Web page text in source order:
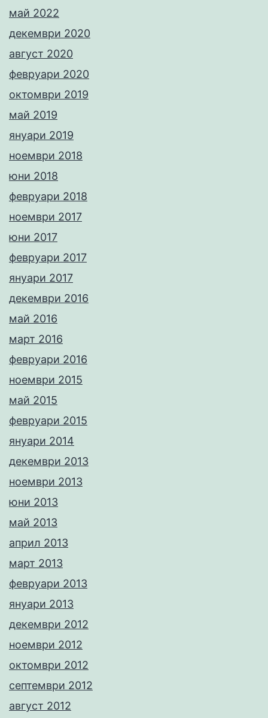
май 2022
декември 2020
август 2020
февруари 2020
октомври 2019
май 2019
януари 2019
ноември 2018
юни 2018
февруари 2018
ноември 2017
юни 2017
февруари 2017
януари 2017
декември 2016
май 2016
март 2016
февруари 2016
ноември 2015
май 2015
февруари 2015
януари 2014
декември 2013
ноември 2013
юни 2013
май 2013
април 2013
март 2013
февруари 2013
януари 2013
декември 2012
ноември 2012
октомври 2012
септември 2012
август 2012